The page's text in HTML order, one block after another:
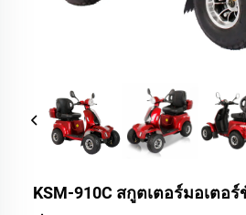
KSM-910C สกูตเตอร์มอเตอ